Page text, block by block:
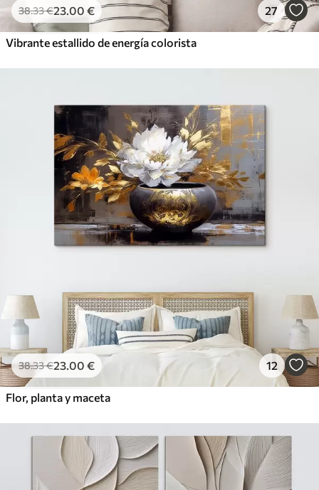
38.33€23.00 € 27
Vibrante estallido de energía colorista
38.33€23.00 € 12
Flor, planta y maceta